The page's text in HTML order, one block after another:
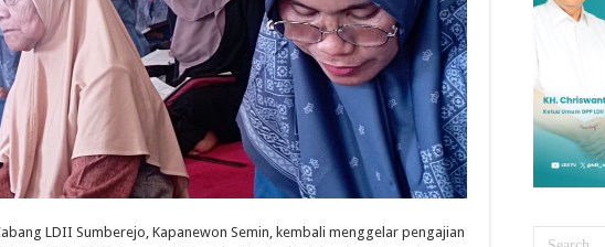
LDII Sumberejo, Kapanewon Semin, kembali menggelar pengajian